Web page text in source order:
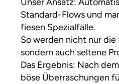
Standard-Flows und
fiesen Spezialfälle.
So werden nicht nur
sondern auch seltene
Das Ergebnis: Nach
böse Überraschungen